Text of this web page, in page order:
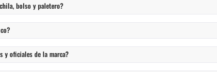
bolso y paletero?
y oficiales de la marca?